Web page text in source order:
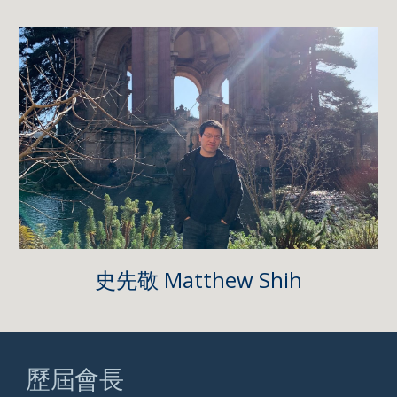
史先敬 Matthew Shih
歷屆會長